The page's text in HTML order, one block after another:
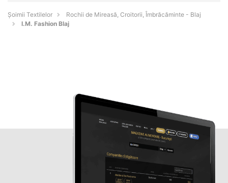
Șoimii Textilelor
Rochii de Mireasă, Croitorii, Îmbrăcăminte - Blaj
I.M. Fashion Blaj